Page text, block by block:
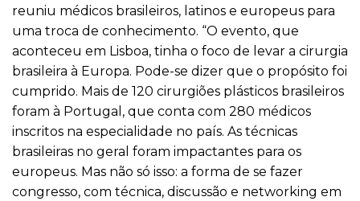
reuniu médicos brasileiros, latinos e europeus para
uma troca de conhecimento. “O evento, que
aconteceu em Lisboa, tinha o foco de levar a cirurgia
brasileira à Europa. Pode-se dizer que o propósito foi
cumprido. Mais de 120 cirurgiões plásticos brasileiros
foram à Portugal, que conta com 280 médicos
inscritos na especialidade no país. As técnicas
brasileiras no geral foram impactantes para os
europeus. Mas não só isso: a forma de se fazer
congresso, com técnica, discussão e networking em